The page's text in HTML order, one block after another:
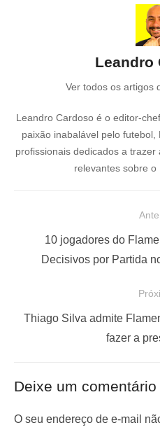
Leandro
Ver todos os artigos
Leandro Cardoso é o editor-
paixão inabalável pelo
profissionais dedicados a
relevantes sobre o
o
e
a
i
10 jogadores do
Decisivos por Partida
P
m
Thiago Silva admite
fazer a
Deixe um comentário
O seu endereço de e-mail